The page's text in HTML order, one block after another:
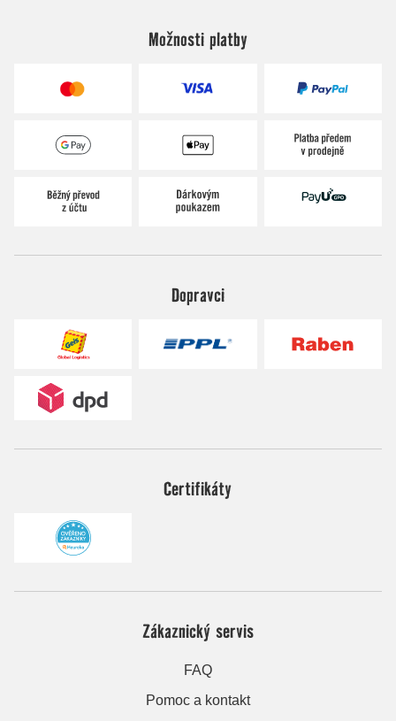
Možnosti platby
Dopravci
Certifikáty
Zákaznický servis
FAQ
Pomoc a kontakt